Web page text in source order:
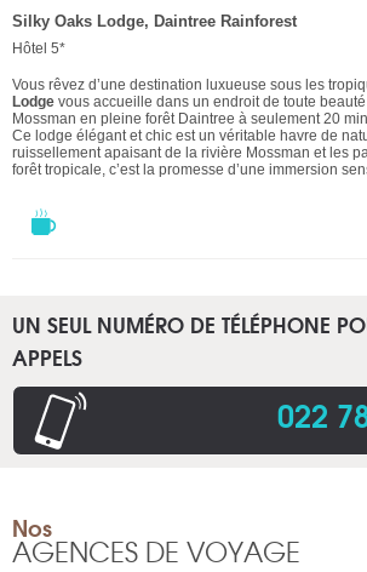
Silky Oaks Lodge, Daintree Rainforest
Hôtel 5*
Vous rêvez d’une destination luxueuse sous les
Lodge vous accueille dans un endroit de toute
Mossman en pleine forêt Daintree à seulement 20
Ce lodge élégant et chic est un véritable havre de
ruissellement apaisant de la rivière Mossman et les
forêt tropicale, c’est la promesse d’une immersion
UN SEUL NUMÉRO DE TÉLÉPHONE
APPELS
022
Nos
AGENCES DE VOYAGE